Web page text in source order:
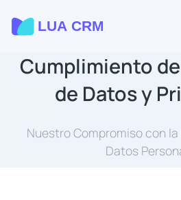
Cumplimiento
de Datos y
Nuestro Compromiso con
Datos